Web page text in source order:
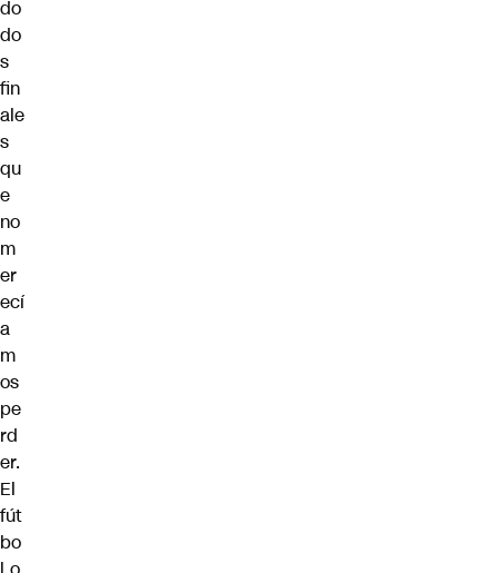
do
do
s
fin
ale
s
qu
e
no
m
er
ecí
a
m
os
pe
rd
er.
El
fút
bo